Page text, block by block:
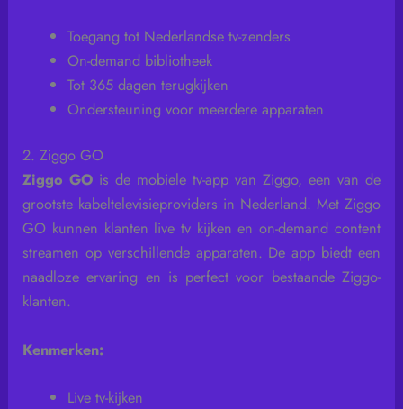
Toegang tot Nederlandse tv-zenders
On-demand bibliotheek
Tot 365 dagen terugkijken
Ondersteuning voor meerdere apparaten
2. Ziggo GO
Ziggo GO is de mobiele tv-app van Ziggo, een van de
grootste kabeltelevisieproviders in Nederland. Met Ziggo
GO kunnen klanten live tv kijken en on-demand content
streamen op verschillende apparaten. De app biedt een
naadloze ervaring en is perfect voor bestaande Ziggo-
klanten.
Kenmerken:
Live tv-kijken